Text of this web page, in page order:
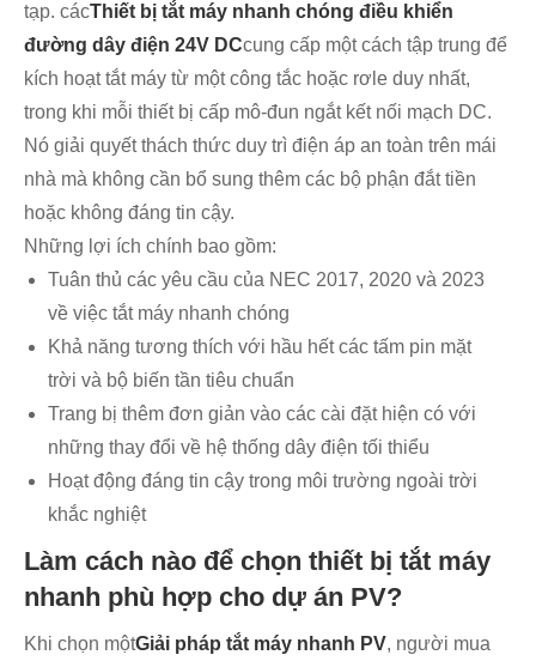
tạp. cácThiết bị tắt máy nhanh chóng điều khiển
đường dây điện 24V DCcung cấp một cách tập trung để
kích hoạt tắt máy từ một công tắc hoặc rơle duy nhất,
trong khi mỗi thiết bị cấp mô-đun ngắt kết nối mạch DC.
Nó giải quyết thách thức duy trì điện áp an toàn trên mái
nhà mà không cần bổ sung thêm các bộ phận đắt tiền
hoặc không đáng tin cậy.
Những lợi ích chính bao gồm:
Tuân thủ các yêu cầu của NEC 2017, 2020 và 2023
về việc tắt máy nhanh chóng
Khả năng tương thích với hầu hết các tấm pin mặt
trời và bộ biến tần tiêu chuẩn
Trang bị thêm đơn giản vào các cài đặt hiện có với
những thay đổi về hệ thống dây điện tối thiểu
Hoạt động đáng tin cậy trong môi trường ngoài trời
khắc nghiệt
Làm cách nào để chọn thiết bị tắt máy
nhanh phù hợp cho dự án PV?
Khi chọn mộtGiải pháp tắt máy nhanh PV, người mua